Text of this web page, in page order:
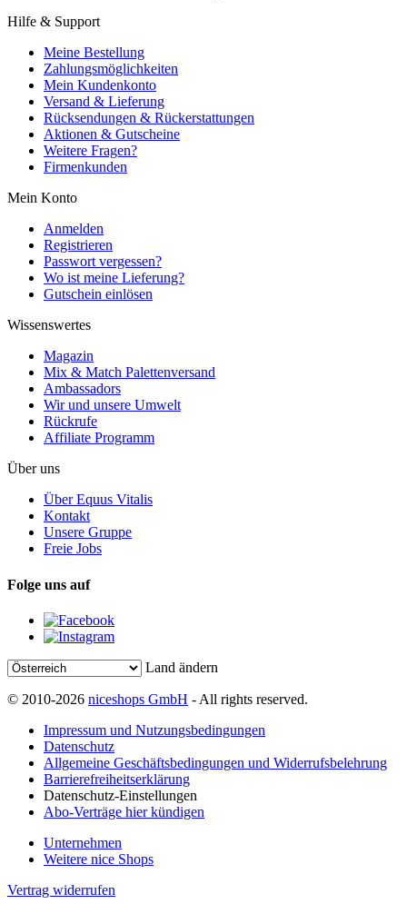
Hilfe & Support
Meine Bestellung
Zahlungsmöglichkeiten
Mein Kundenkonto
Versand & Lieferung
Rücksendungen & Rückerstattungen
Aktionen & Gutscheine
Weitere Fragen?
Firmenkunden
Mein Konto
Anmelden
Registrieren
Passwort vergessen?
Wo ist meine Lieferung?
Gutschein einlösen
Wissenswertes
Magazin
Mix & Match Palettenversand
Ambassadors
Wir und unsere Umwelt
Rückrufe
Affiliate Programm
Über uns
Über Equus Vitalis
Kontakt
Unsere Gruppe
Freie Jobs
Folge uns auf
Land ändern
© 2010-2026 niceshops GmbH - All rights reserved.
Impressum und Nutzungsbedingungen
Datenschutz
Allgemeine Geschäftsbedingungen und Widerrufsbelehrung
Barrierefreiheitserklärung
Datenschutz-Einstellungen
Abo-Verträge hier kündigen
Unternehmen
Weitere nice Shops
Vertrag widerrufen